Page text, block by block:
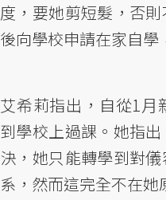
度，要她剪短髮，否
後向學校申請在家自學
艾希莉指出，自從1月
到學校上過課。她指
決，她只能轉學到對
系，然而這完全不在她